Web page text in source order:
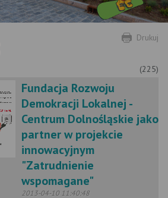
Drukuj
(225)
Fundacja Rozwoju
Demokracji Lokalnej -
Centrum Dolnośląskie jako
partner w projekcie
innowacyjnym
"Zatrudnienie
wspomagane"
2013-04-10 11:40:48